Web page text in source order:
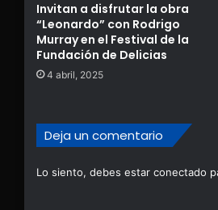
Invitan a disfrutar la obra
“Leonardo” con Rodrigo
Murray en el Festival de la
Fundación de Delicias
4 abril, 2025
Deja un comentario
Lo siento, debes estar conectado